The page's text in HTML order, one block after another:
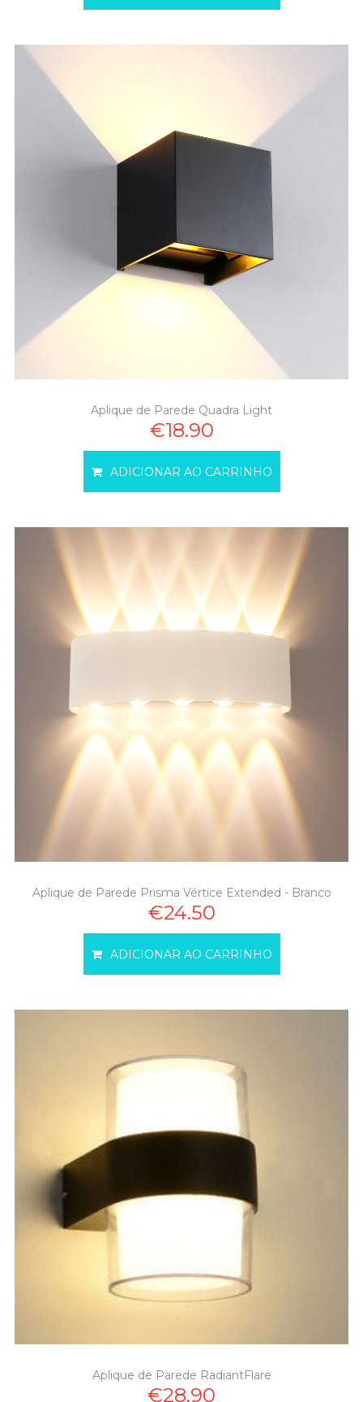
Aplique de Parede Quadra Light
€18.90
ADICIONAR AO CARRINHO
Aplique de Parede Prisma Vértice Extended - Branco
€24.50
ADICIONAR AO CARRINHO
Aplique de Parede RadiantFlare
€28.90